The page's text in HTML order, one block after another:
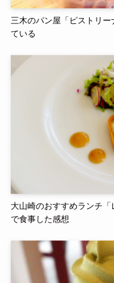
三木のパン屋「ピストリ
ている
大山崎のおすすめランチ「
で食事した感想